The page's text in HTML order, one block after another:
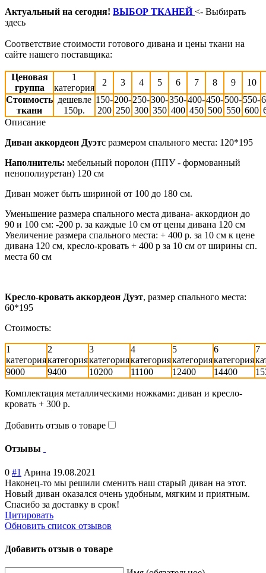
Актуальный на сегодня! ВЫБОР ТКАНЕЙ<- Выбирать
здесь
Соответствие стоимости готового дивана и цены ткани на
сайте нашего поставщика:
Ценовая
группа
1
категория
2 3 4 5 6 7 8 9 10
Стоимость
ткани
дешевле
150р.
150-
200
200-
250
250-
300
300-
350
350-
400
400-
450
450-
500
500-
550
550-
600
Описание
Диван аккордеон Дуэтс размером спального места: 120*195
Наполнитель: мебельный поролон (ППУ - формованный
пенополиуретан) 120 см
Диван может быть шириной от 100 до 180 см.
Уменьшение размера спального места дивана- аккордион до
90 и 100 см: -200 р. за каждые 10 см от цены дивана 120 см
Увеличение размера спального места: + 400 р. за 10 см к цене
дивана 120 см, кресло-кровать + 400 р за 10 см от ширины сп.
места 60 см
Кресло-кровать аккордеон Дуэт, размер спального места:
60*195
Стоимость:
1
категория
2
категория
3
категория
4
категория
5
категория
6
категория
7
9000
9400 10200 11100 12400 14400
Комплектация металлическими ножками: диван и кресло-
кровать + 300 р.
Добавить отзыв о товаре
Отзывы
0 #1 Арина 19.08.2021
Наконец-то мы решили сменить наш старый диван на этот.
Новый диван оказался очень удобным, мягким и приятным.
Спасибо за доставку в срок!
Цитировать
Обновить список отзывов
Добавить отзыв о товаре